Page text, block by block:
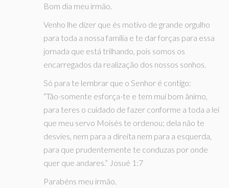
Bom dia meu irmão.
Venho lhe dizer que és motivo de grande orgulho
para toda a nossa família e te dar forças para essa
jornada que está trilhando, pois somos os
encarregados da realização dos nossos sonhos.
Só para te lembrar que o Senhor é contigo:
“Tão-somente esforça-te e tem mui bom ânimo,
para teres o cuidado de fazer conforme a toda a lei
que meu servo Moisés te ordenou; dela não te
desvies, nem para a direita nem para a esquerda,
para que prudentemente te conduzas por onde
quer que andares.” Josué 1:7
Parabéns meu irmão.